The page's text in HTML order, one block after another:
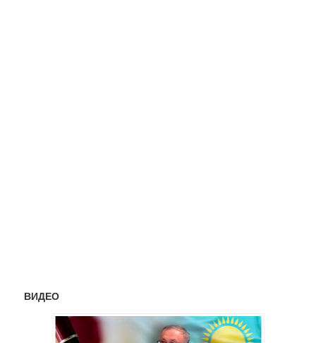
ВИДЕО